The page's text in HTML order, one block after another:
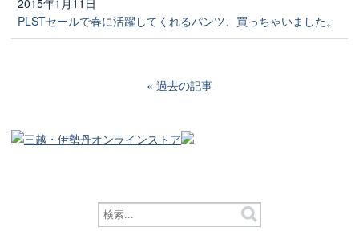
2015年1月11日
PLSTセールで春に活躍してくれるパンツ、買っちゃいました。
過去の記事